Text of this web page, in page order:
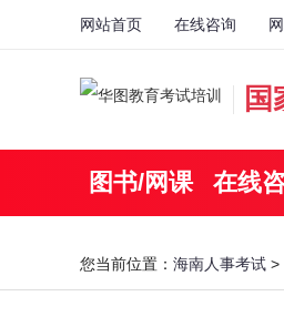
网站首页 在线咨询
国
图书/网课 在线
您当前位置： 海南人事考试 >